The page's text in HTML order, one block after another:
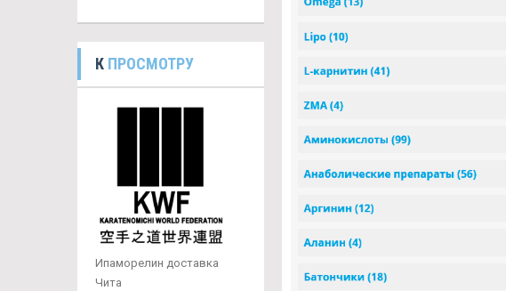
К ПРОСМОТРУ
Ипаморелин доставка
Чита